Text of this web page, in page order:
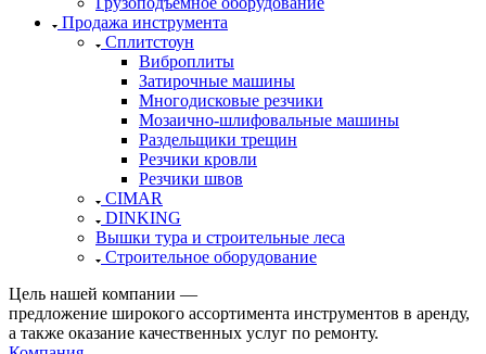
Продажа инструмента
Сплитстоун
Виброплиты
Затирочные машины
Многодисковые резчики
Мозаично-шлифовальные машины
Раздельщики трещин
Резчики кровли
Резчики швов
CIMAR
DINKING
Вышки тура и строительные леса
Строительное оборудование
Цель нашей компании —
предложение широкого ассортимента инструментов в аренду,
а также оказание качественных услуг по ремонту.